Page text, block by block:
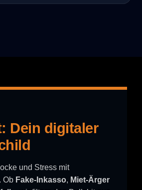
Dein digitaler
und Stress mit
Ob Fake-Inkasso, Miet-Ärger